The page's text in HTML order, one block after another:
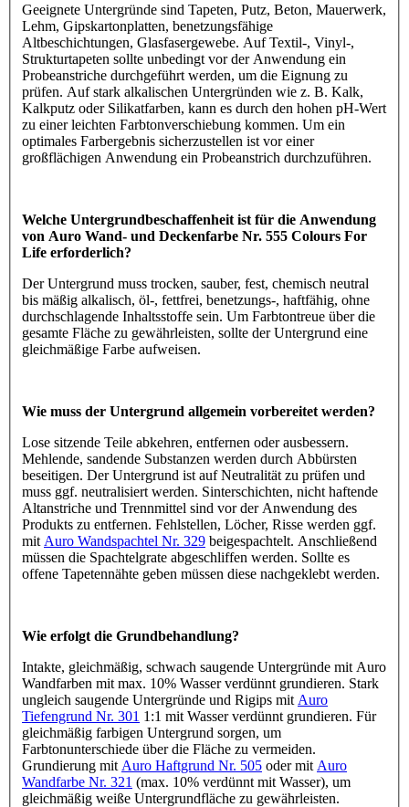
Geeignete Untergründe sind Tapeten, Putz, Beton, Mauerwerk,
Lehm, Gipskartonplatten, benetzungsfähige
Altbeschichtungen, Glasfasergewebe. Auf Textil-, Vinyl-,
Strukturtapeten sollte unbedingt vor der Anwendung ein
Probeanstriche durchgeführt werden, um die Eignung zu
prüfen. Auf stark alkalischen Untergründen wie z. B. Kalk,
Kalkputz oder Silikatfarben, kann es durch den hohen pH-Wert
zu einer leichten Farbtonverschiebung kommen. Um ein
optimales Farbergebnis sicherzustellen ist vor einer
großflächigen Anwendung ein Probeanstrich durchzuführen.
Welche Untergrundbeschaffenheit ist für die Anwendung
von Auro Wand- und Deckenfarbe Nr. 555 Colours For
Life erforderlich?
Der Untergrund muss trocken, sauber, fest, chemisch neutral
bis mäßig alkalisch, öl-, fettfrei, benetzungs-, haftfähig, ohne
durchschlagende Inhaltsstoffe sein. Um Farbtontreue über die
gesamte Fläche zu gewährleisten, sollte der Untergrund eine
gleichmäßige Farbe aufweisen.
Wie muss der Untergrund allgemein vorbereitet werden?
Lose sitzende Teile abkehren, entfernen oder ausbessern.
Mehlende, sandende Substanzen werden durch Abbürsten
beseitigen. Der Untergrund ist auf Neutralität zu prüfen und
muss ggf. neutralisiert werden. Sinterschichten, nicht haftende
Altanstriche und Trennmittel sind vor der Anwendung des
Produkts zu entfernen. Fehlstellen, Löcher, Risse werden ggf.
mit Auro Wandspachtel Nr. 329 beigespachtelt. Anschließend
müssen die Spachtelgrate abgeschliffen werden. Sollte es
offene Tapetennähte geben müssen diese nachgeklebt werden.
Wie erfolgt die Grundbehandlung?
Intakte, gleichmäßig, schwach saugende Untergründe mit Auro
Wandfarben mit max. 10% Wasser verdünnt grundieren. Stark
ungleich saugende Untergründe und Rigips mit Auro
Tiefengrund Nr. 301 1:1 mit Wasser verdünnt grundieren. Für
gleichmäßig farbigen Untergrund sorgen, um
Farbtonunterschiede über die Fläche zu vermeiden.
Grundierung mit Auro Haftgrund Nr. 505 oder mit Auro
Wandfarbe Nr. 321 (max. 10% verdünnt mit Wasser), um
gleichmäßig weiße Untergrundfläche zu gewährleisten.